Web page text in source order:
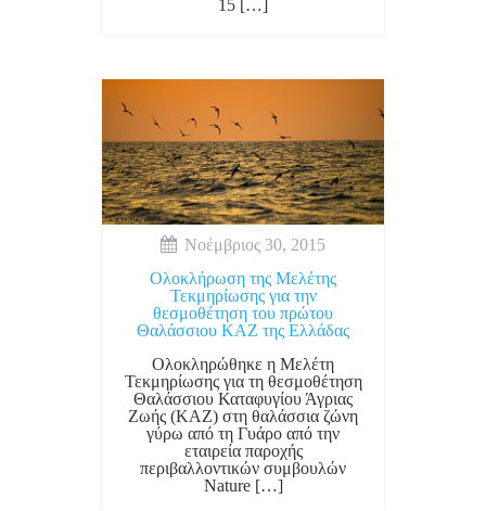
15 […]
Νοέμβριος 30, 2015
Ολοκλήρωση της Μελέτης
Τεκμηρίωσης για την
θεσμοθέτηση του πρώτου
Θαλάσσιου ΚΑΖ της Ελλάδας
Ολοκληρώθηκε η Μελέτη
Τεκμηρίωσης για τη θεσμοθέτηση
Θαλάσσιου Καταφυγίου Άγριας
Ζωής (ΚΑΖ) στη θαλάσσια ζώνη
γύρω από τη Γυάρο από την
εταιρεία παροχής
περιβαλλοντικών συμβουλών
Nature […]